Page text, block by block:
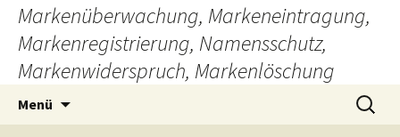
Markenüberwachung, Markeneintragung,
Markenregistrierung, Namensschutz,
Markenwiderspruch, Markenlöschung
Menü
Suchen
nach: